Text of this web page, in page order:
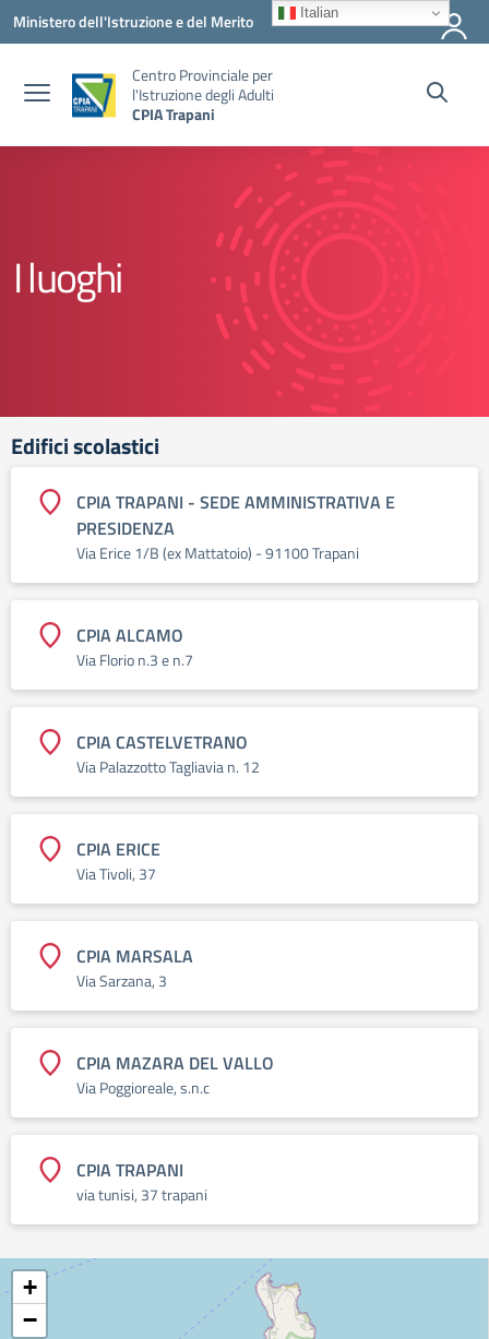
Vai ai contenuti
Vai al menu di navigazione
Vai al footer
Ministero dell'Istruzione e del Merito
Centro Provinciale per
l'Istruzione degli Adulti
CPIA Trapani
I luoghi
Edifici scolastici
CPIA TRAPANI - SEDE AMMINISTRATIVA E
PRESIDENZA
Via Erice 1/B (ex Mattatoio) - 91100 Trapani
CPIA ALCAMO
Via Florio n.3 e n.7
CPIA CASTELVETRANO
Via Palazzotto Tagliavia n. 12
CPIA ERICE
Via Tivoli, 37
CPIA MARSALA
Via Sarzana, 3
CPIA MAZARA DEL VALLO
Via Poggioreale, s.n.c
CPIA TRAPANI
via tunisi, 37 trapani
+
−
Italian